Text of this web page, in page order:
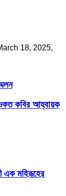
18, 2025,
কবির আহ্বায়ক
এক মহিরূহের